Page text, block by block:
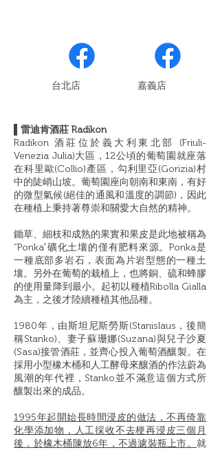
​台北店 嘉義店
▌雷迪肯酒莊 Radikon
Radikon 酒莊位於義大利東北部 (Friuli-
Venezia Julia)大區，12公頃的葡萄園就座落
在科里歐(Collio)產區，勾利里亞(Gorizia)村
中的陡峭山坡。葡萄園座向朝南和東南，有好
的微型氣候(絕佳的通風和溫度的調節)，因此
在種植上秉持著尊崇和關愛大自然的精神。
鋤草、細枝和成熟的果實和果皮是此地被稱為
“Ponka”礦化土壤的僅有肥料來源。Ponka是
一種底部多岩石，表面為片岩型態的一種土
壤。另外在葡萄的栽植上，也將銅、硫和蜂膠
的使用量降到最小。起初以種植Ribolla Gialla
為主，之後才陸續種植其他品種。
1980年，由斯坦尼斯勞斯(Stanislaus，後簡
稱Stanko)、妻子蘇珊娜(Suzana)與兒子沙夏
(Sasa)接管酒莊，並齊心投入葡萄酒釀製。在
採用小型橡木桶和人工酵母來釀酒的作法蔚為
風潮的年代裡，Stanko並不滿意這個方式所
釀製出來的成品。
1995年起開始長時間浸皮的做法，不再倚靠
化學添加物，人工採收不去梗再浸皮三個月
後，於橡木桶陳放6年，不過濾裝瓶上市。 就